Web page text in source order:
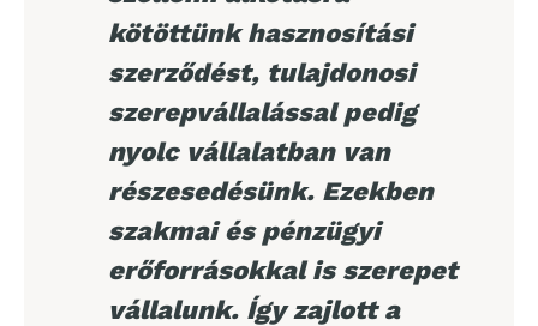
kötöttünk hasznosítási
szerződést, tulajdonosi
szerepvállalással pedig
nyolc vállalatban van
részesedésünk. Ezekben
szakmai és pénzügyi
erőforrásokkal is szerepet
vállalunk. Így zajlott a